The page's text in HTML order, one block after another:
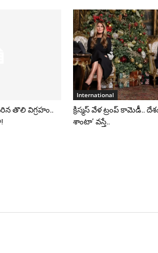
తొలి విగ్రహం..
International
క్రిస్మస్ వేళ ట్రంప్ కామెడీ..
శాంటా’ వస్తే..